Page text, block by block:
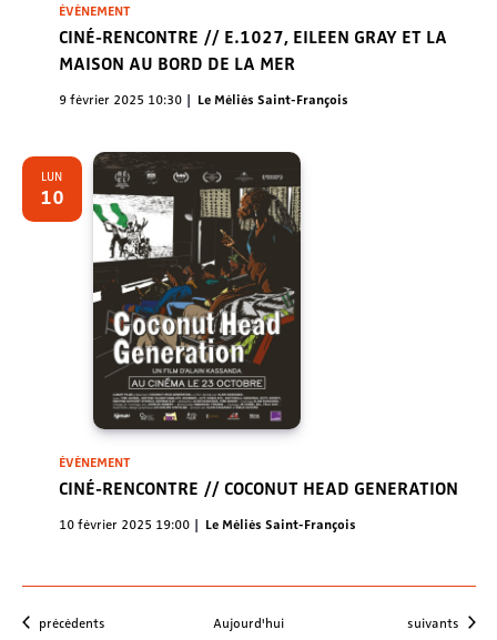
ÉVÈNEMENT
CINÉ-RENCONTRE // E.1027, EILEEN GRAY ET LA
MAISON AU BORD DE LA MER
9 février 2025 10:30 Le Méliès Saint-François
LUN
10
ÉVÈNEMENT
CINÉ-RENCONTRE // COCONUT HEAD GENERATION
10 février 2025 19:00 Le Méliès Saint-François
Évènements
précédents Aujourd'hui Évènements
suivants